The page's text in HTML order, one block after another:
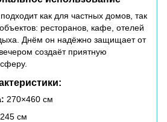
как для частных домов, так
ресторанов, кафе, отелей
Днём он надёжно защищает от
создаёт приятную
270×460 см
245 см